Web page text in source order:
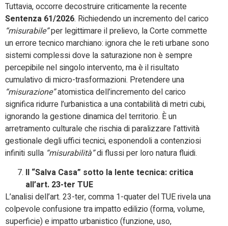
Tuttavia, occorre decostruire criticamente la recente
Sentenza 61/2026. Richiedendo un incremento del carico
“misurabile”per legittimare il prelievo, la Corte commette
un errore tecnico marchiano: ignora che le reti urbane sono
sistemi complessi dove la saturazione non è sempre
percepibile nel singolo intervento, ma è il risultato
cumulativo di micro-trasformazioni. Pretendere una
“misurazione”atomistica dell’incremento del carico
significa ridurre l’urbanistica a una contabilità di metri cubi,
ignorando la gestione dinamica del territorio. È un
arretramento culturale che rischia di paralizzare l’attività
gestionale degli uffici tecnici, esponendoli a contenziosi
infiniti sulla “misurabilità”di flussi per loro natura fluidi.
Il “Salva Casa” sotto la lente tecnica: critica
all’art. 23-ter TUE
L’analisi dell’art. 23-ter, comma 1-quater del TUE rivela una
colpevole confusione tra impatto edilizio (forma, volume,
superficie) e impatto urbanistico (funzione, uso,